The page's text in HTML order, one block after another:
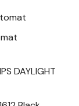
DAYLIGHT